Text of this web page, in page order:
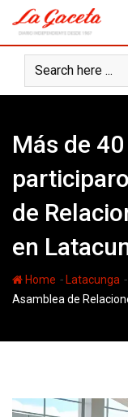
content
Más de
de
en
Home - Latacunga -
Asamblea de